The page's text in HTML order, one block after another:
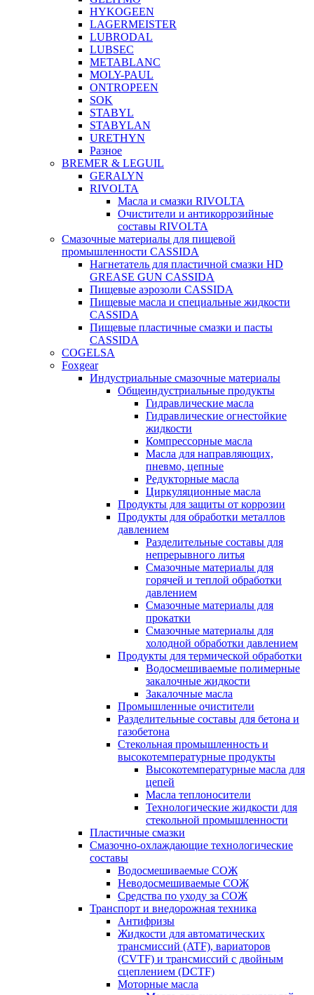
HYKOGEEN
LAGERMEISTER
LUBRODAL
LUBSEC
METABLANC
MOLY-PAUL
ONTROPEEN
SOK
STABYL
STABYLAN
URETHYN
Разное
BREMER & LEGUIL
GERALYN
RIVOLTA
Масла и смазки RIVOLTA
Очистители и антикоррозийные
составы RIVOLTA
Смазочные материалы для пищевой
промышленности CASSIDA
Нагнетатель для пластичной смазки HD
GREASE GUN CASSIDA
Пищевые аэрозоли CASSIDA
Пищевые масла и специальные жидкости
CASSIDA
Пищевые пластичные смазки и пасты
CASSIDA
COGELSA
Foxgear
Индустриальные смазочные материалы
Общеиндустриальные продукты
Гидравлические масла
Гидравлические огнестойкие
жидкости
Компрессорные масла
Масла для направляющих,
пневмо, цепные
Редукторные масла
Циркуляционные масла
Продукты для защиты от коррозии
Продукты для обработки металлов
давлением
Разделительные составы для
непрерывного литья
Смазочные материалы для
горячей и теплой обработки
давлением
Смазочные материалы для
прокатки
Смазочные материалы для
холодной обработки давлением
Продукты для термической обработки
Водосмешиваемые полимерные
закалочные жидкости
Закалочные масла
Промышленные очистители
Разделительные составы для бетона и
газобетона
Стекольная промышленность и
высокотемпературные продукты
Высокотемпературные масла для
цепей
Масла теплоносители
Технологические жидкости для
стекольной промышленности
Пластичные смазки
Смазочно-охлаждающие технологические
составы
Водосмешиваемые СОЖ
Неводосмешиваемые СОЖ
Средства по уходу за СОЖ
Транспорт и внедорожная техника
Антифризы
Жидкости для автоматических
трансмиссий (ATF), вариаторов
(CVTF) и трансмиссий с двойным
сцеплением (DCTF)
Моторные масла